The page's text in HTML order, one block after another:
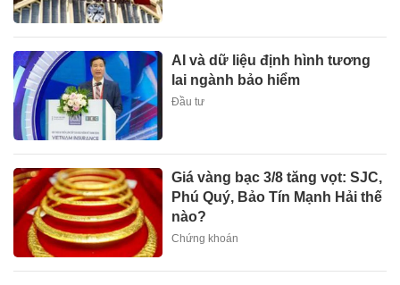
AI và dữ liệu định hình tương
lai ngành bảo hiểm
Đầu tư
Giá vàng bạc 3/8 tăng vọt: SJC,
Phú Quý, Bảo Tín Mạnh Hải thế
nào?
Chứng khoán